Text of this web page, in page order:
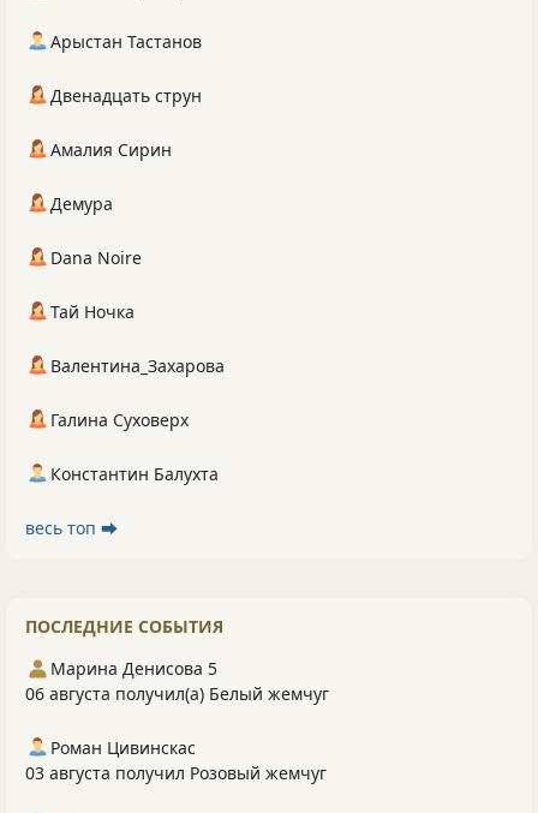
Арыстан Тастанов
Двенадцать струн
Амалия Сирин
Демура
Dana Noire
Тай Ночка
Валентина_Захарова
Галина Суховерх
Константин Балухта
весь топ ⮕
ПОСЛЕДНИЕ СОБЫТИЯ
Марина Денисова 5
06 августа получил(а) Белый жемчуг
Роман Цивинскас
03 августа получил Розовый жемчуг